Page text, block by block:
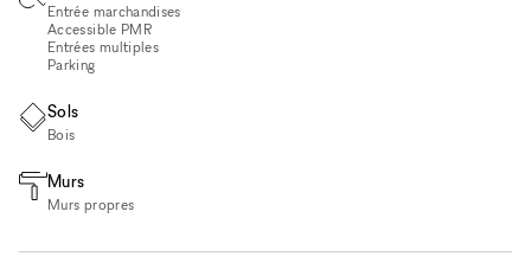
Entrée marchandises
Accessible PMR
Entrées multiples
Parking
Sols
Bois
Murs
Murs propres